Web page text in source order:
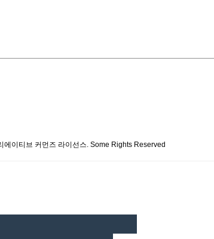
이티브 커먼즈 라이선스. Some Rights Reserved